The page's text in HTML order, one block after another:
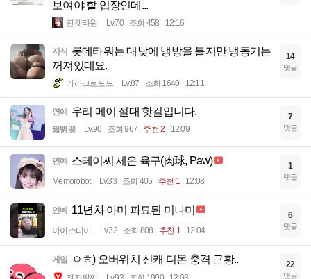
보여야 할 입장인데...
진겟타원 Lv.70 조회 458 12:16
지식
롯데타워는 대낮에 냉방을 틀지만 냉동기는
꺼져있데요.
라라크로포드 Lv.87 조회 1640 12:11
14
댓글
연예 우리 메이 절대 핫걸입니다.
꿻뻵뗗 Lv.90 조회 967 추천 2 12:09
7
댓글
연예 스테이씨 세은 육구(肉球, Paw)
Memorobot Lv.33 조회 405 추천 1 12:08
1
댓글
연예 11년차 아미 파묘된 미나미
아이스티이 Lv.32 조회 808 추천 1 12:04
6
댓글
게임 ㅇㅎ) 오버워치 신캐 디몬 충격 근황.. 22
댓글